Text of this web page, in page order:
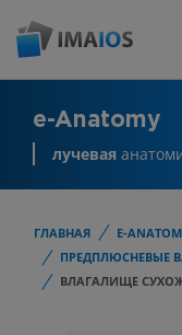
e-Anatomy
лучевая
ГЛАВНАЯ E-
ПРЕДПЛЮСНЕВЫЕ
ВЛАГАЛИЩЕ